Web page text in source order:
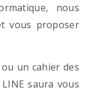
nous
vous proposer
un cahier des
saura vous